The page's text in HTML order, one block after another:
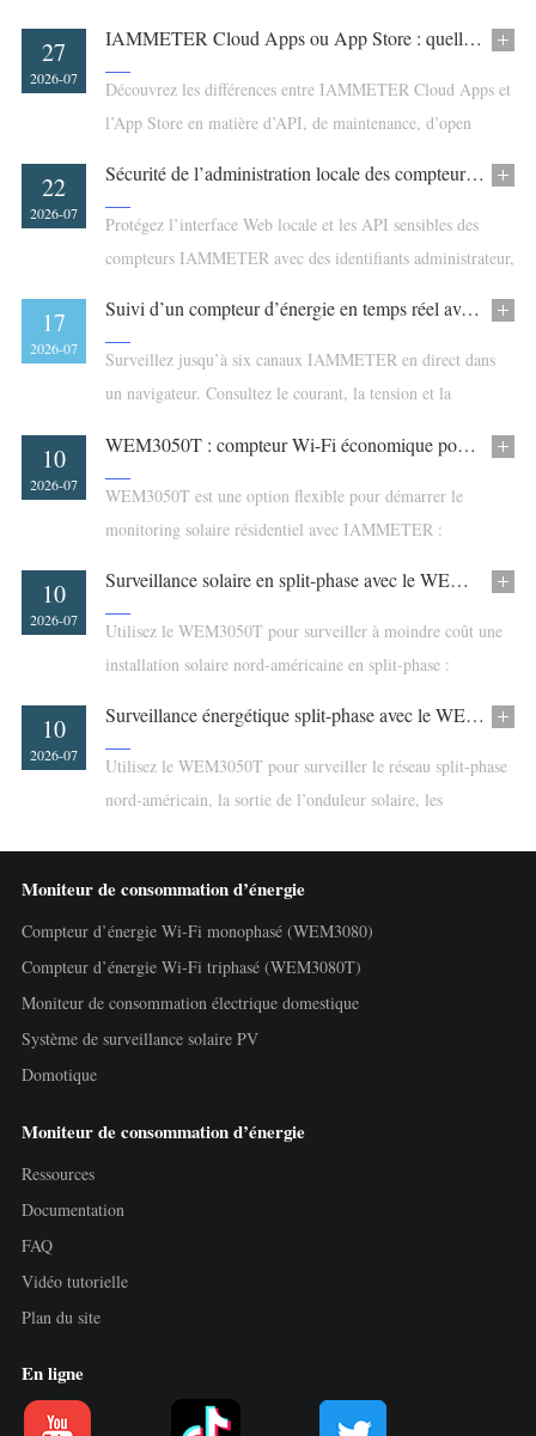
27
2026-07
IAMMETER Cloud Apps ou App Store : quelle différence ?
Découvrez les différences entre IAMMETER Cloud Apps et
l’App Store en matière d’API, de maintenance, d’open
22
2026-07
Sécurité de l’administration locale des compteurs IAMMETER : guide d’utilisation
Protégez l’interface Web locale et les API sensibles des
compteurs IAMMETER avec des identifiants administrateur,
17
2026-07
Suivi d’un compteur d’énergie en temps réel avec alertes dans le navigateur
Surveillez jusqu’à six canaux IAMMETER en direct dans
un navigateur. Consultez le courant, la tension et la
alertes sonores facultatives.
10
2026-07
WEM3050T : compteur Wi-Fi économique pour le monitoring solaire résidentiel
WEM3050T est une option flexible pour démarrer le
monitoring solaire résidentiel avec IAMMETER :
10
2026-07
Surveillance solaire en split-phase avec le WEM3050T
Utilisez le WEM3050T pour surveiller à moindre coût une
installation solaire nord-américaine en split-phase :
10
2026-07
Surveillance énergétique split-phase avec le WEM3050T en Amérique du Nord
Utilisez le WEM3050T pour surveiller le réseau split-phase
nord-américain, la sortie de l’onduleur solaire, les
Moniteur de consommation d’énergie
Compteur d’énergie Wi-Fi monophasé (WEM3080)
Compteur d’énergie Wi-Fi triphasé (WEM3080T)
Moniteur de consommation électrique domestique
Système de surveillance solaire PV
Domotique
Moniteur de consommation d’énergie
Ressources
Documentation
FAQ
Vidéo tutorielle
Plan du site
En ligne